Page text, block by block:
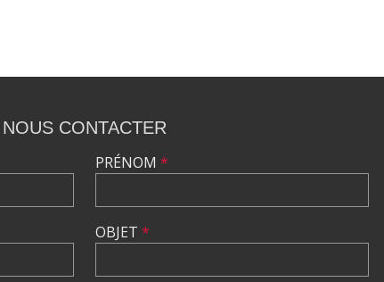
NOUS CONTACTER
PRÉNOM *
OBJET *